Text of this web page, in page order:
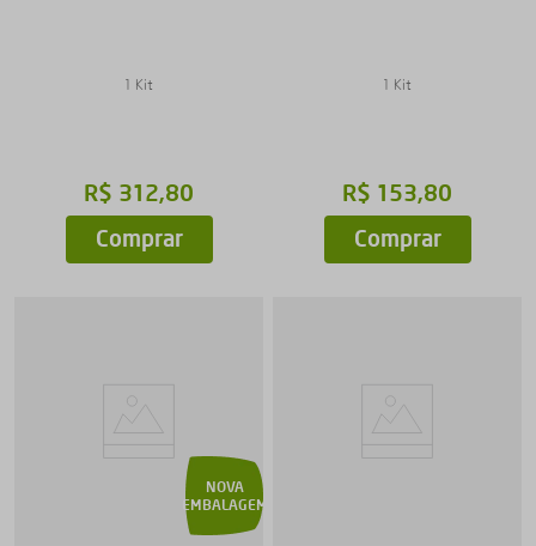
1 Kit
R$ 312,80
Comprar
1 Kit
R$ 153,80
Comprar
NOVA
EMBALAGEM